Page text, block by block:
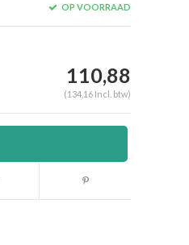
OP VOORRAAD
110,88
(134,16 Incl. btw)